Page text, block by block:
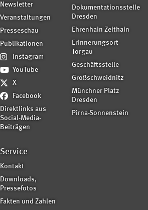
Newsletter
Veranstaltungen
Presseschau
Publikationen
Instagram
YouTube
X
Facebook
Direktlinks aus
Social-Media-
Beiträgen
Dokumentationsstelle
Dresden
Ehrenhain Zeithain
Erinnerungsort
Torgau
Geschäftsstelle
Großschweidnitz
Münchner Platz
Dresden
Pirna-Sonnenstein
Service
Kontakt
Downloads,
Pressefotos
Fakten und Zahlen